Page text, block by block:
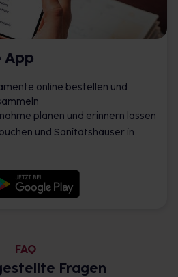
App
online bestellen und
planen und erinnern lassen
und Sanitätshäuser in
FAQ
Fragen